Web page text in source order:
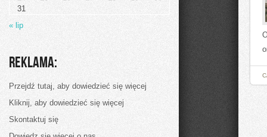
31
« lip
Reklama:
Przejdź tutaj, aby dowiedzieć się więcej
Kliknij, aby dowiedzieć się więcej
Skontaktuj się